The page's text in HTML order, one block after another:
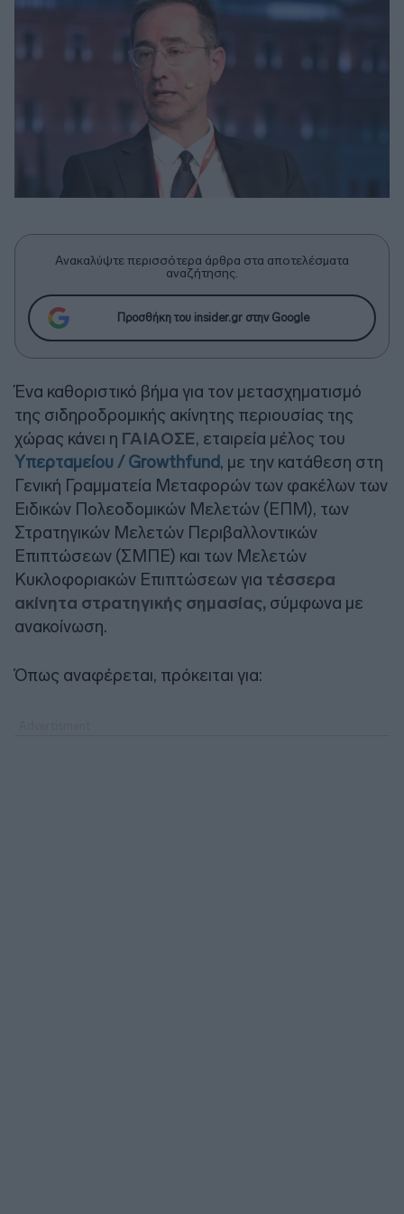
Ανακαλύψτε περισσότερα άρθρα στα αποτελέσματα
αναζήτησης.
Προσθήκη του insider.gr στην Google
Ένα καθοριστικό βήμα για τον μετασχηματισμό
της σιδηροδρομικής ακίνητης περιουσίας της
χώρας κάνει η ΓΑΙΑΟΣΕ, εταιρεία μέλος του
Υπερταμείου / Growthfund, με την κατάθεση στη
Γενική Γραμματεία Μεταφορών των φακέλων των
Ειδικών Πολεοδομικών Μελετών (ΕΠΜ), των
Στρατηγικών Μελετών Περιβαλλοντικών
Επιπτώσεων (ΣΜΠΕ) και των Μελετών
Κυκλοφοριακών Επιπτώσεων για τέσσερα
ακίνητα στρατηγικής σημασίας, σύμφωνα με
ανακοίνωση.
Όπως αναφέρεται, πρόκειται για: